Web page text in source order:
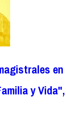
y